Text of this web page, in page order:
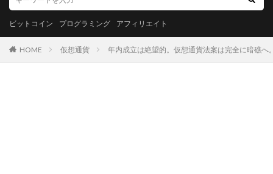
ビットコイン プログラミング アフィリエイト
HOME 仮想通貨 年内成立は絶望的。仮想通貨法案は完全に暗礁